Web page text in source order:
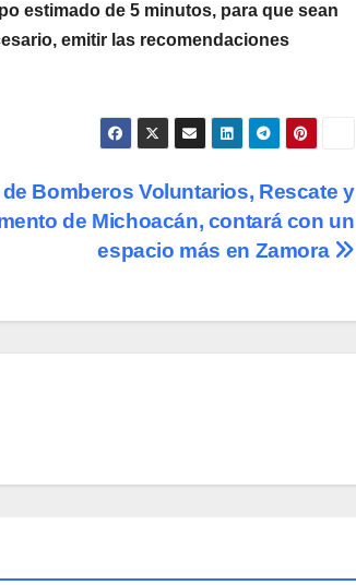
estimado de 5 minutos, para que sean
emitir las recomendaciones
Bomberos Voluntarios, Rescate y
de Michoacán, contará con un
espacio más en Zamora